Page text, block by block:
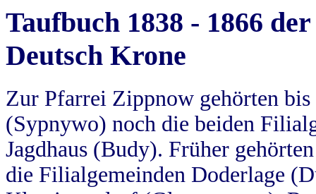
Taufbuch 1838 - 1866
Deutsch Krone
Zur Pfarrei Zippnow gehörten
(Sypnywo) noch die beiden
Jagdhaus (Budy). Früher
die Filialgemeinden Doderlage